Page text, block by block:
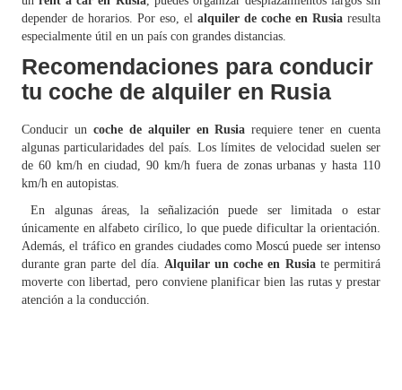
depender de horarios. Por eso, el alquiler de coche en Rusia resulta
especialmente útil en un país con grandes distancias.
Recomendaciones para conducir
tu coche de alquiler en Rusia
Conducir un coche de alquiler en Rusia requiere tener en cuenta
algunas particularidades del país. Los límites de velocidad suelen ser
de 60 km/h en ciudad, 90 km/h fuera de zonas urbanas y hasta 110
km/h en autopistas.
En algunas áreas, la señalización puede ser limitada o estar
únicamente en alfabeto cirílico, lo que puede dificultar la orientación.
Además, el tráfico en grandes ciudades como Moscú puede ser intenso
durante gran parte del día. Alquilar un coche en Rusiate permitirá
moverte con libertad, pero conviene planificar bien las rutas y prestar
atención a la conducción.